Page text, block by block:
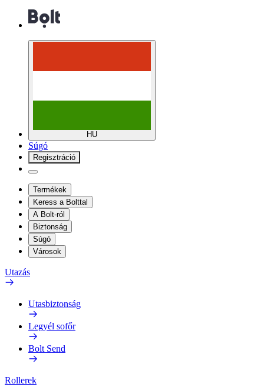
HU
Súgó
Regisztráció
Termékek
Keress a Bolttal
A Bolt-ról
Biztonság
Súgó
Városok
Utazás
Utasbiztonság
Legyél sofőr
Bolt Send
Rollerek